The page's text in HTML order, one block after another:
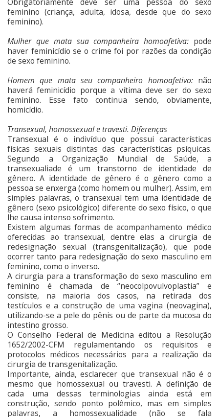
Obrigatoriamente deve ser uma pessoa do sexo
feminino (criança, adulta, idosa, desde que do sexo
feminino).
Mulher que mata sua companheira homoafetiva: pode
haver feminicídio se o crime foi por razões da condição
de sexo feminino.
Homem que mata seu companheiro homoafetivo: não
haverá feminicídio porque a vítima deve ser do sexo
feminino. Esse fato continua sendo, obviamente,
homicídio.
Transexual, homossexual e travesti. Diferenças
Transexual é o indivíduo que possui características
físicas sexuais distintas das características psíquicas.
Segundo a Organização Mundial de Saúde, a
transexualiade é um transtorno de identidade de
gênero. A identidade de gênero é o gênero como a
pessoa se enxerga (como homem ou mulher). Assim, em
simples palavras, o transexual tem uma identidade de
gênero (sexo psicológico) diferente do sexo físico, o que
lhe causa intenso sofrimento.
Existem algumas formas de acompanhamento médico
oferecidas ao transexual, dentre elas a cirurgia de
redesignação sexual (transgenitalização), que pode
ocorrer tanto para redesignação do sexo masculino em
feminino, como o inverso.
A cirurgia para a transformação do sexo masculino em
feminino é chamada de “neocolpovulvoplastia” e
consiste, na maioria dos casos, na retirada dos
testículos e a construção de uma vagina (neovagina),
utilizando-se a pele do pênis ou de parte da mucosa do
intestino grosso.
O Conselho Federal de Medicina editou a Resolução
1652/2002-CFM regulamentando os requisitos e
protocolos médicos necessários para a realização da
cirurgia de transgenitalização.
Importante, ainda, esclarecer que transexual não é o
mesmo que homossexual ou travesti. A definição de
cada uma dessas terminologias ainda está em
construção, sendo ponto polêmico, mas em simples
palavras, a homossexualidade (não se fala